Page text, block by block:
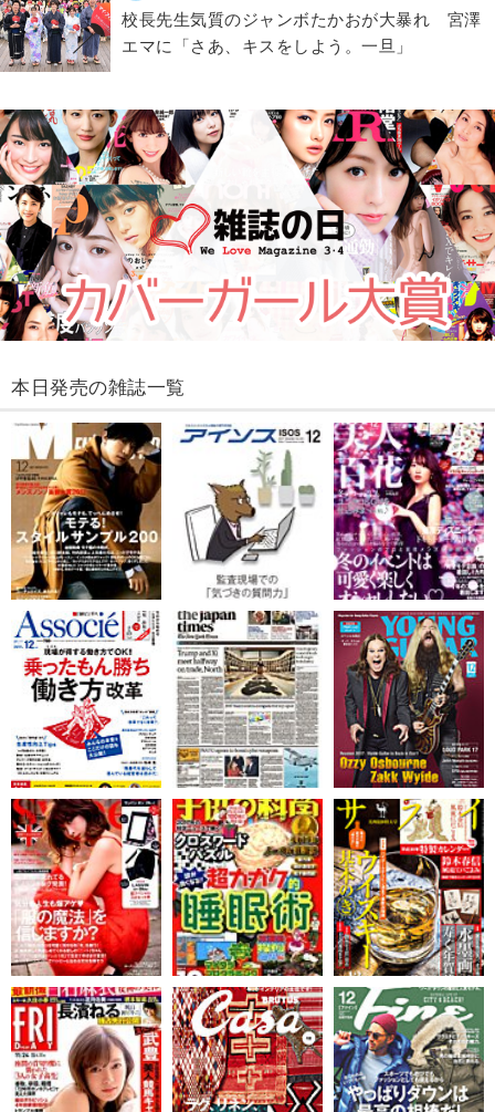
校長先生気質のジャンボたかおが大暴れ 宮澤
エマに「さあ、キスをしよう。一旦」
本日発売の雑誌一覧